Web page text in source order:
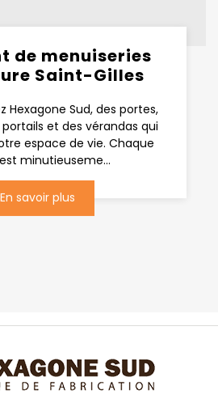
de menuiseries
Saint-Gilles
Hexagone Sud, des portes,
et des vérandas qui
espace de vie. Chaque
minutieuseme...
En savoir plus